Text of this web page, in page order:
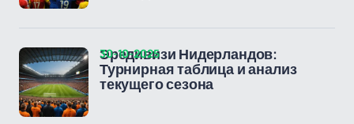
Эредивизи Нидерландов:
Турнирная таблица и анализ
текущего сезона
30-10-2025